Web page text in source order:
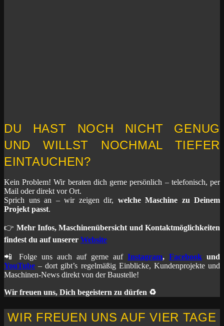
DU HAST NOCH NICHT GENUG
UND WILLST NOCHMAL TIEFER
EINTAUCHEN?
Kein Problem! Wir beraten dich gerne persönlich – telefonisch, per
Mail oder direkt vor Ort.
Sprich uns an – wir zeigen dir, welche Maschine zu Deinem
Projekt passt.
👉 Mehr Infos, Maschinenübersicht und Kontaktmöglichkeiten
findest du auf unserer Website
📲 Folge uns auch auf gerne auf Instagram, Facebook und
YouTube – dort gibt’s regelmäßig Einblicke, Kundenprojekte und
Maschinen-News direkt von der Baustelle!
Wir freuen uns, Dich begeistern zu dürfen ♻️
WIR FREUEN UNS AUF VIER TAGE